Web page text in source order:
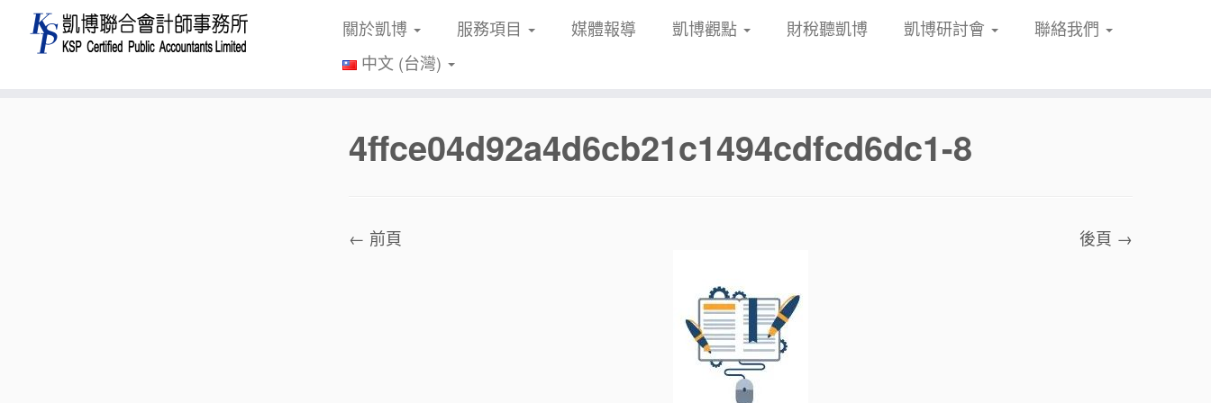
關於凱博 服務項目 媒體報導 凱博觀點 財稅聽凱博 凱博研討會
聯絡我們
中文 (台灣)
4ffce04d92a4d6cb21c1494cdfcd6dc1-8
← 前頁 後頁 →